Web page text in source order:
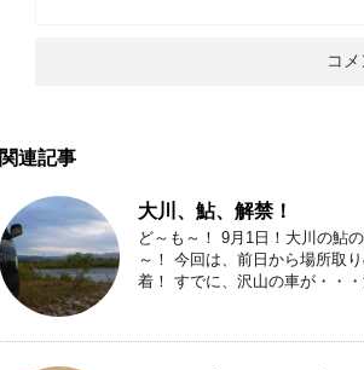
関連記事
大川、鮎、解禁！
ど～も～！ 9月1日！大川の鮎
～！ 今回は、前日から場所取
着！ すでに、沢山の車が・・